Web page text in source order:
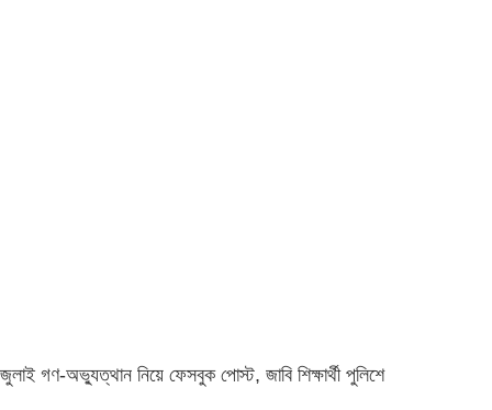
জুলাই গণ-অভ্যুত্থান নিয়ে ফেসবুক পোস্ট, জাবি শিক্ষার্থী পুলিশে